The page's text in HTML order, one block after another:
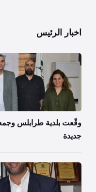
اخبار الرئيس
وقّعت بلدية طرابلس
جديدة